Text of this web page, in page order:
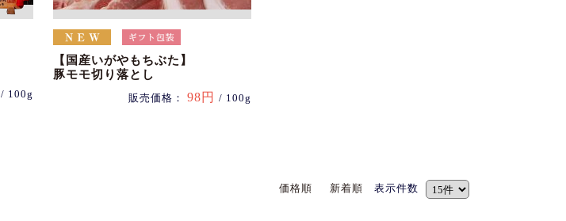
/ 100g
【国産いがやもちぶた】
豚モモ切り落とし
販売価格： 98円 / 100g
価格順 新着順 表示件数